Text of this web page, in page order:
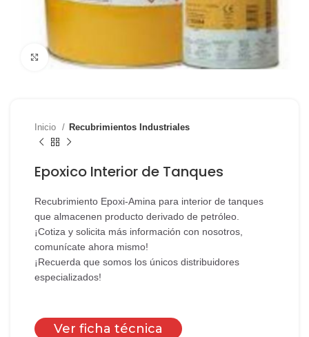
Clic para agrandar
Inicio Recubrimientos Industriales
Epoxico Interior de Tanques
Recubrimiento Epoxi-Amina para interior de tanques
que almacenen producto derivado de petróleo.
¡Cotiza y solicita más información con nosotros,
comunícate ahora mismo!
¡Recuerda que somos los únicos distribuidores
especializados!
Ver ficha técnica